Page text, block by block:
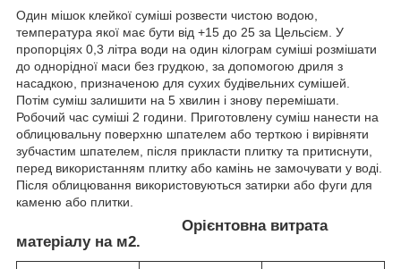
Один мішок клейкої суміші розвести чистою водою,
температура якої має бути від +15 до 25 за Цельсієм. У
пропорціях 0,3 літра води на один кілограм суміші розмішати
до однорідної маси без грудкою, за допомогою дриля з
насадкою, призначеною для сухих будівельних сумішей.
Потім суміш залишити на 5 хвилин і знову перемішати.
Робочий час суміші 2 години. Приготовлену суміш нанести на
облицювальну поверхню шпателем або терткою і вирівняти
зубчастим шпателем, після прикласти плитку та притиснути,
перед використанням плитку або камінь не замочувати у воді.
Після облицювання використовуються затирки або фуги для
каменю або плитки.
Орієнтовна витрата
матеріалу на м2.